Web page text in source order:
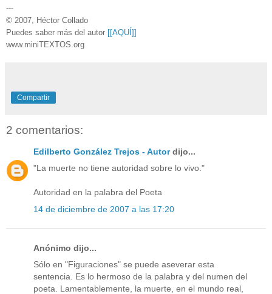
---
© 2007, Héctor Collado
Puedes saber más del autor [[AQUÍ]]
www.miniTEXTOS.org
Compartir
2 comentarios:
Edilberto González Trejos - Autordijo...
"La muerte no tiene autoridad sobre lo vivo."
Autoridad en la palabra del Poeta
14 de diciembre de 2007 a las 17:20
Anónimo dijo...
Sólo en "Figuraciones" se puede aseverar esta
sentencia. Es lo hermoso de la palabra y del numen del
poeta. Lamentablemente, la muerte, en el mundo real,